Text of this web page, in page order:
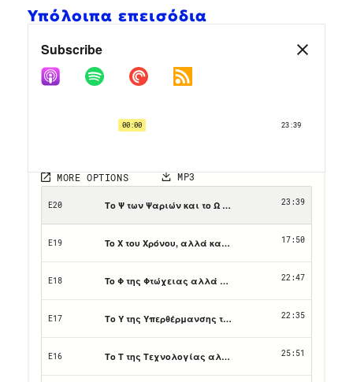
Υπόλοιπα επεισόδια